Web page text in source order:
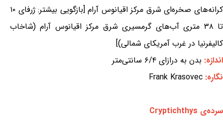
کرانه‌های صخره‌ای شرق مرکز اقیانوس آرام [بازگویی بیشتر: ژرفای ۱۰
تا ۳۸ متری آب‌های گرمسیری شرق مرکز اقیانوس آرام (شاخاب
کالیفرنیا در غرب آمریکای شمالی)]
اندازه: بدن به درازای ۶/۴ سانتی‌متر
نگاره: Frank Krasovec
سرده‌ی Cryptichthys